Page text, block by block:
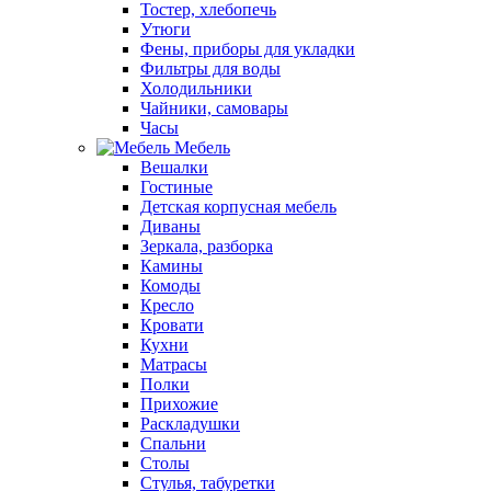
Тостер, хлебопечь
Утюги
Фены, приборы для укладки
Фильтры для воды
Холодильники
Чайники, самовары
Часы
Мебель
Вешалки
Гостиные
Детская корпусная мебель
Диваны
Зеркала, разборка
Камины
Комоды
Кресло
Кровати
Кухни
Матрасы
Полки
Прихожие
Раскладушки
Спальни
Столы
Стулья, табуретки